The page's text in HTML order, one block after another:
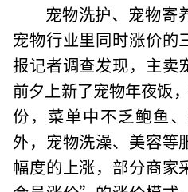
宠物洗护、宠物寄
宠物行业里同时涨价的
报记者调查发现，主卖
前夕上新了宠物年夜饭
份，菜单中不乏鲍鱼
外，宠物洗澡、美容等
幅度的上涨，部分商